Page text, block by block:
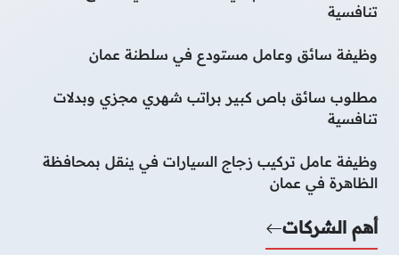
تنافسية
وظيفة سائق وعامل مستودع في سلطنة عمان
مطلوب سائق باص كبير براتب شهري مجزي وبدلات
تنافسية
وظيفة عامل تركيب زجاج السيارات في ينقل بمحافظة
الظاهرة في عمان
أهم الشركات